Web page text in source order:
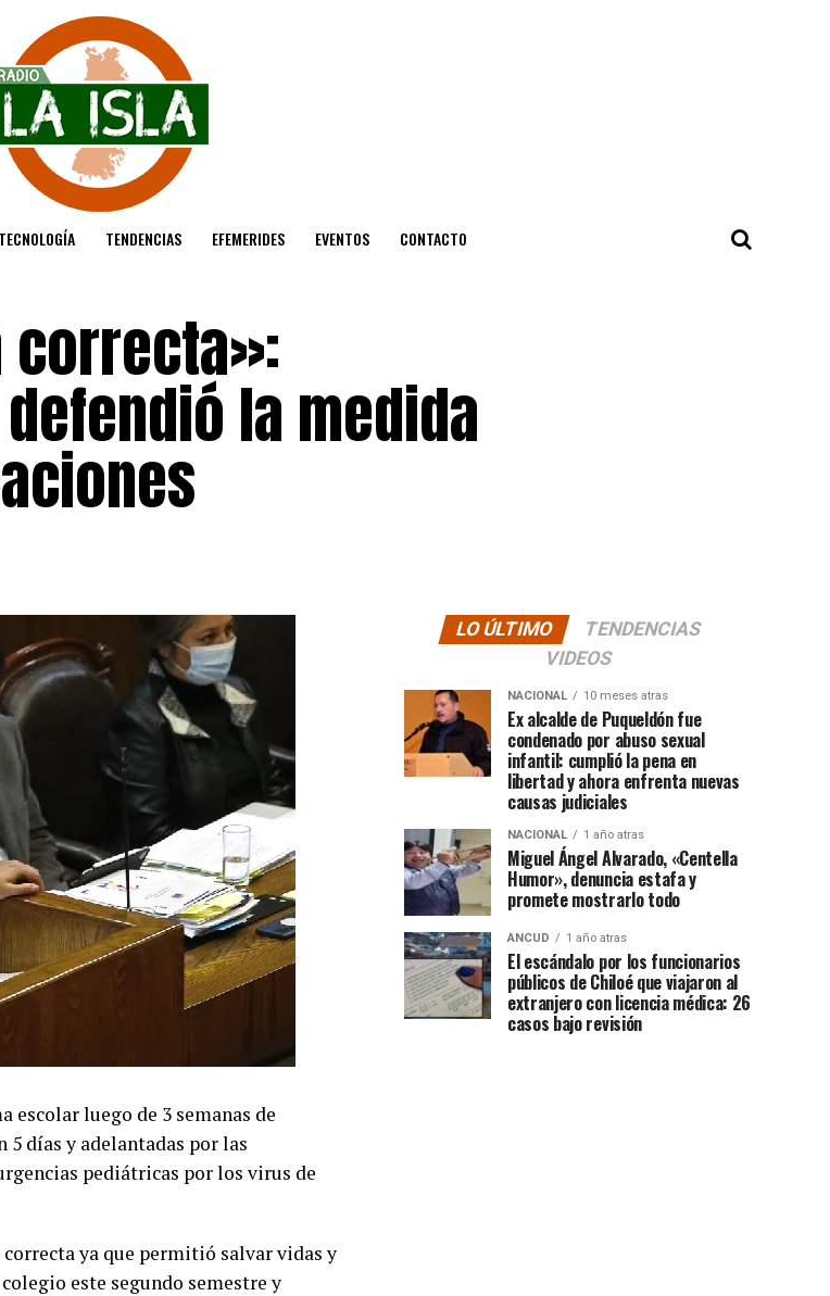
TECNOLOGÍA TENDENCIAS EFEMERIDES EVENTOS CONTACTO
correcta»:
la medida
escolar luego de 3 semanas de
5 días y adelantadas por las
pediátricas por los virus de
ya que permitió salvar vidas y
este segundo semestre y
LO ÚLTIMO
TENDENCIAS
VIDEOS
NACIONAL 10 meses atras
Ex alcalde de Puqueldón fue
condenado por abuso sexual
infantil: cumplió la pena en
libertad y ahora enfrenta nuevas
causas judiciales
NACIONAL 1 año atras
Miguel Ángel Alvarado, «Centella
Humor», denuncia estafa y
promete mostrarlo todo
ANCUD 1 año atras
El escándalo por los funcionarios
públicos de Chiloé que viajaron al
extranjero con licencia médica: 26
casos bajo revisión